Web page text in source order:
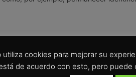
utiliza cookies para mejorar su
de acuerdo con esto, pero puede